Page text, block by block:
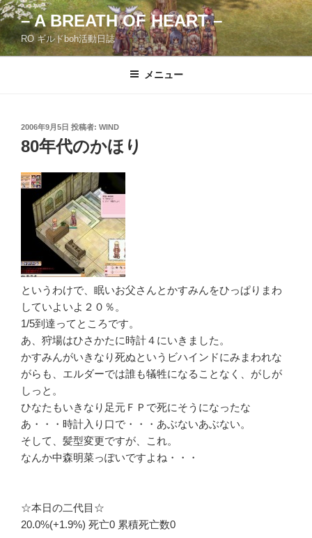
コ
ン
テ
ン
– A BREATH OF HEART –
RO ギルドboh活動日誌
メニュー
投
稿
日:
2006年9月5日 投稿者: WIND
80年代のかほり
というわけで、眠いお父さんとかすみんをひっぱりまわ
していよいよ２０％。
1/5到達ってところです。
あ、狩場はひさかたに時計４にいきました。
かすみんがいきなり死ぬというビハインドにみまわれな
がらも、エルダーでは誰も犠牲になることなく、がしが
しっと。
ひなたもいきなり足元ＦＰで死にそうになったな
あ・・・時計入り口で・・・あぶないあぶない。
そして、髪型変更ですが、これ。
なんか中森明菜っぽいですよね・・・
☆本日の二代目☆
20.0%(+1.9%) 死亡0 累積死亡数0